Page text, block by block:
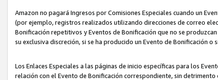
Amazon no pagará Ingresos por Comisiones Especiales cuando un
(por ejemplo, registros realizados utilizando direcciones de correo
Bonificación repetitivos y Eventos de Bonificación que no se
su exclusiva discreción, si se ha producido un Evento de Bonificación
Los Enlaces Especiales a las páginas de inicio específicas para los
relación con el Evento de Bonificación correspondiente, sin